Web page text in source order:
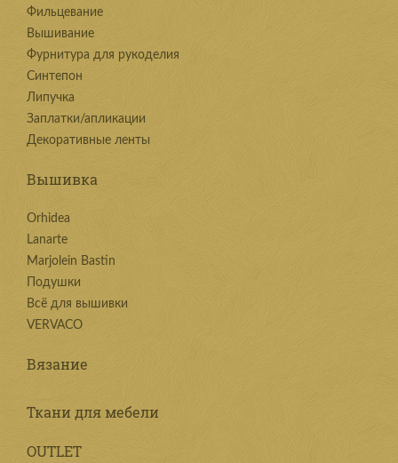
Фильцевание
Вышивание
Фурнитура для рукоделия
Синтепон
Липучка
Заплатки/апликации
Декоративные ленты
Вышивка
Orhidea
Lanarte
Marjolein Bastin
Подушки
Всё для вышивки
VERVACO
Вязание
Ткани для мебели
OUTLET